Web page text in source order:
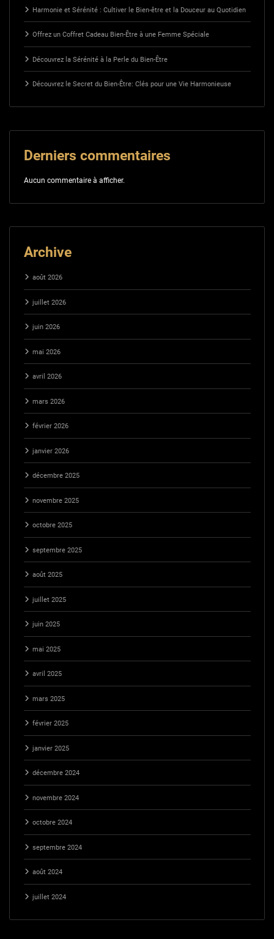
Harmonie et Sérénité : Cultiver le Bien-être et la Douceur au Quotidien
Offrez un Coffret Cadeau Bien-Être à une Femme Spéciale
Découvrez la Sérénité à la Perle du Bien-Être
Découvrez le Secret du Bien-Être: Clés pour une Vie Harmonieuse
Derniers commentaires
Aucun commentaire à afficher.
Archive
août 2026
juillet 2026
juin 2026
mai 2026
avril 2026
mars 2026
février 2026
janvier 2026
décembre 2025
novembre 2025
octobre 2025
septembre 2025
août 2025
juillet 2025
juin 2025
mai 2025
avril 2025
mars 2025
février 2025
janvier 2025
décembre 2024
novembre 2024
octobre 2024
septembre 2024
août 2024
juillet 2024